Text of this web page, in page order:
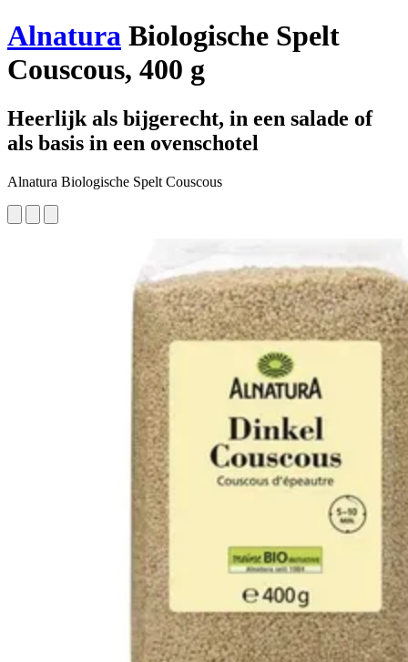
Alnatura Biologische Spelt
Couscous, 400 g
Heerlijk als bijgerecht, in een salade of
als basis in een ovenschotel
Alnatura Biologische Spelt Couscous